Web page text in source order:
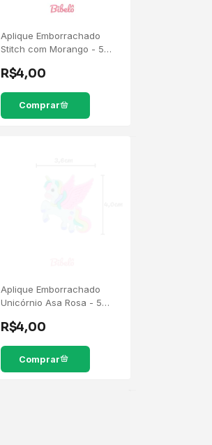
Aplique Emborrachado
Stitch com Morango - 5
R$4,00
Aplique Emborrachado
Unicórnio Asa Rosa - 5
R$4,00